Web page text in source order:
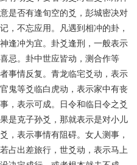
是否有逢旬空的爻，彭城密决对
，不忘应用。凡遇到相冲的卦，
逢冲为宜。卦爻逢刑，一般表示
忌。卦中世应皆动，测合作等
事情反复。青龙临宅爻动，表示
鬼等爻临白虎动，表示家中有丧
，表示可成。日令和临日令之爻
是克子孙爻，那就表示是对小儿
，表示事情有阻碍。女人测事，
占出差旅行，世爻动，表示马上